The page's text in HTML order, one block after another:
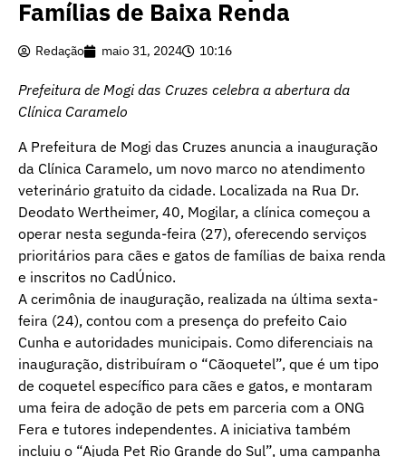
Famílias de Baixa Renda
Redação maio 31, 2024 10:16
Prefeitura de Mogi das Cruzes celebra a abertura da
Clínica Caramelo
A Prefeitura de Mogi das Cruzes anuncia a inauguração
da Clínica Caramelo, um novo marco no atendimento
veterinário gratuito da cidade. Localizada na Rua Dr.
Deodato Wertheimer, 40, Mogilar, a clínica começou a
operar nesta segunda-feira (27), oferecendo serviços
prioritários para cães e gatos de famílias de baixa renda
e inscritos no CadÚnico.
A cerimônia de inauguração, realizada na última sexta-
feira (24), contou com a presença do prefeito Caio
Cunha e autoridades municipais. Como diferenciais na
inauguração, distribuíram o “Cãoquetel”, que é um tipo
de coquetel específico para cães e gatos, e montaram
uma feira de adoção de pets em parceria com a ONG
Fera e tutores independentes. A iniciativa também
incluiu o “Ajuda Pet Rio Grande do Sul”, uma campanha